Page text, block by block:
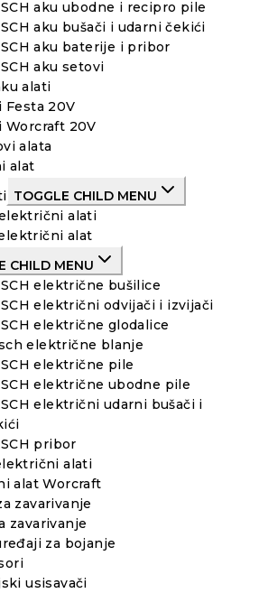
aku ubodne i recipro pile
aku bušači i udarni čekići
aku baterije i pribor
aku setovi
alati
Festa 20V
Worcraft 20V
alata
alat
TOGGLE CHILD MENU
alati
alat
CHILD MENU
električne bušilice
električni odvijači i izvijači
električne glodalice
električne blanje
električne pile
električne ubodne pile
električni udarni bušači i
pribor
alati
alat Worcraft
zavarivanje
zavarivanje
za bojanje
usisavači